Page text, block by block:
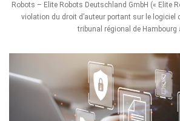
Robots – Elite Robots Deutschland GmbH (« Elite
violation du droit d’auteur portant sur le logiciel
tribunal régional de Hambourg